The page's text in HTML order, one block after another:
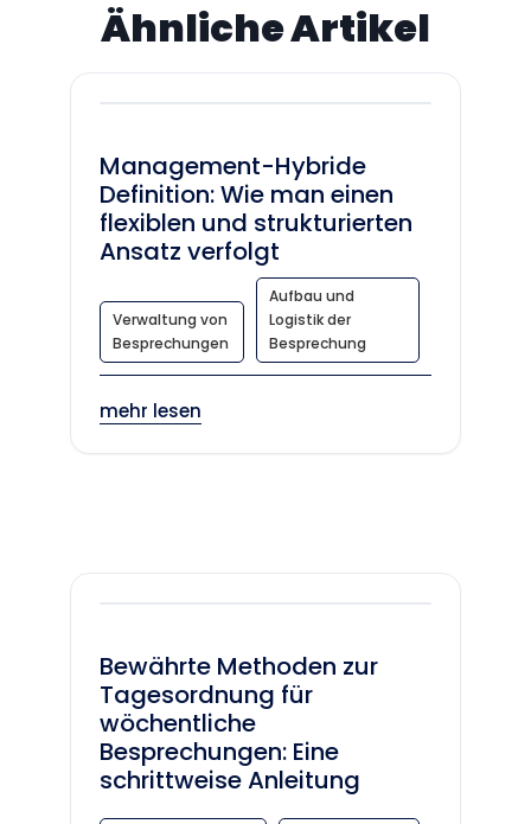
Ähnliche Artikel
Management-Hybride
Definition: Wie man einen
flexiblen und strukturierten
Ansatz verfolgt
Verwaltung von
Besprechungen
Aufbau und
Logistik der
Besprechung
mehr lesen
Bewährte Methoden zur
Tagesordnung für
wöchentliche
Besprechungen: Eine
schrittweise Anleitung